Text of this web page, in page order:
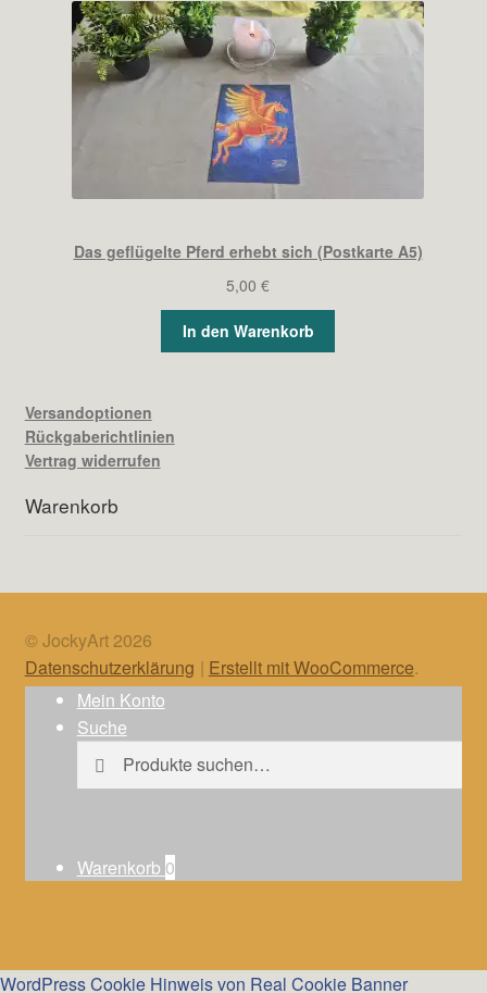
Das geflügelte Pferd erhebt sich (Postkarte A5)
5,00 €
In den Warenkorb
Versandoptionen
Rückgaberichtlinien
Vertrag widerrufen
Warenkorb
© JockyArt 2026
Datenschutzerklärung
Erstellt mit WooCommerce.
Mein Konto
Suche
Suche
nach:
Suche
Warenkorb 0
WordPress Cookie Hinweis von Real Cookie Banner